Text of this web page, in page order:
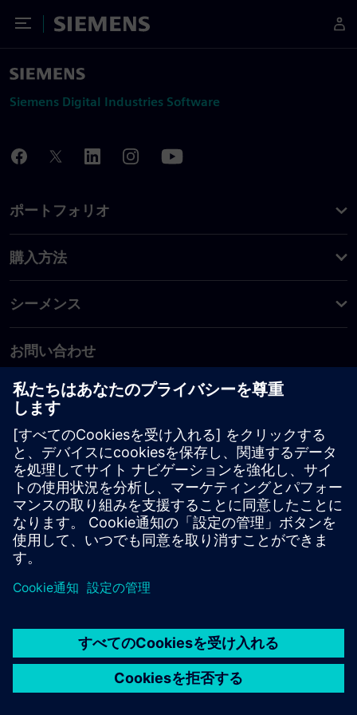
Toggle Menu
Siemens
Siemens Digital Industries Software
ポートフォリオ
購入方法
シーメンス
お問い合わせ
PLM製品のお問い合わせ
EDA製品のお問い合わせ
世界各地の事業拠点
サポート・センター
ご意見・ご要望
違法コピーの連絡先
© Siemens2026
タル・ミレニアム著作権法 (DMCA)
内部通報